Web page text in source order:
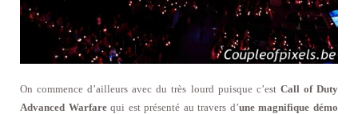
On commence d’ailleurs avec du très lourd puisque c’est Call of Duty
Advanced Warfarequi est présenté au travers d’une magnifique démo